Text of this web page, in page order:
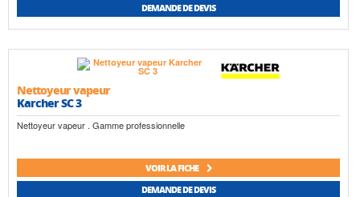
DEMANDE DE DEVIS
Nettoyeur vapeur
Karcher SC 3
Nettoyeur vapeur . Gamme professionnelle
VOIR LA FICHE
DEMANDE DE DEVIS